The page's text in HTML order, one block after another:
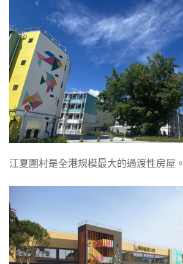
江夏圍村是全港規模最大的過渡性房屋。